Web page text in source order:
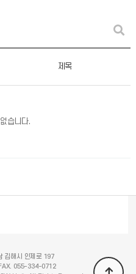
제목
습니다.
김해시 인제로 197
055-334-0712